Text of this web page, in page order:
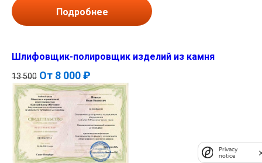
Подробнее
Шлифовщик-полировщик изделий из камня
13 500 От 8 000 ₽
Privacy
notice